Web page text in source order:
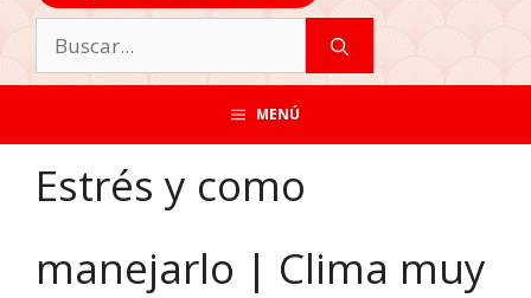
MENÚ
Estrés y como
manejarlo | Clima muy